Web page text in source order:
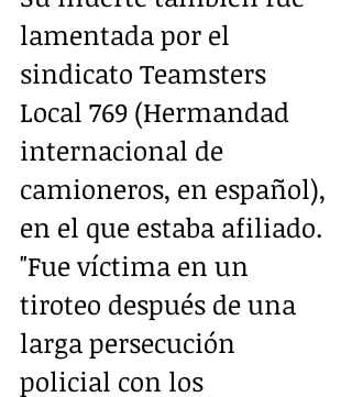
lamentada por el
sindicato Teamsters
Local 769 (Hermandad
internacional de
camioneros, en español),
en el que estaba afiliado.
"Fue víctima en un
tiroteo después de una
larga persecución
policial con los